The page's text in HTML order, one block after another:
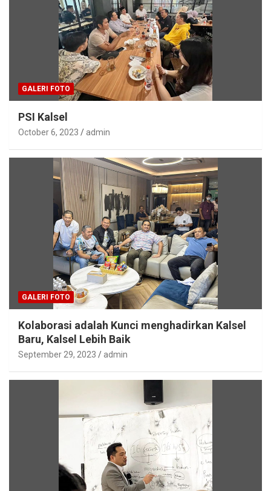
GALERI FOTO
PSI Kalsel
October 6, 2023 admin
GALERI FOTO
Kolaborasi adalah Kunci menghadirkan Kalsel
Baru, Kalsel Lebih Baik
September 29, 2023 admin